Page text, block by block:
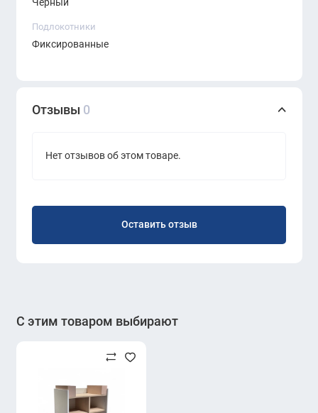
цвете
кресел
Черный
Подлокотники
Фиксированные
Отзывы 0
Нет отзывов об этом товаре.
Оставить отзыв
С этим товаром выбирают